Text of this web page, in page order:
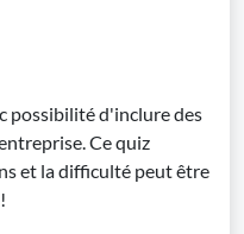
possibilité d'inclure des
Ce quiz
et la difficulté peut être